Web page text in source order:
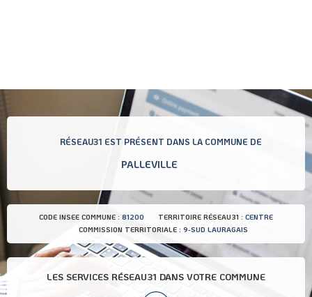
RÉSEAU31 EST PRÉSENT DANS LA COMMUNE DE
PALLEVILLE
CODE INSEE COMMUNE : 81200 TERRITOIRE RÉSEAU31 : CENTRE
COMMISSION TERRITORIALE : 9-SUD LAURAGAIS
LES SERVICES RÉSEAU31 DANS VOTRE COMMUNE